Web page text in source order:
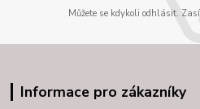
Můžete se kdykoli odhlásit.
Informace pro zákazníky